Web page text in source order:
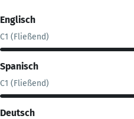
Englisch
C1 (Fließend)
Spanisch
C1 (Fließend)
Deutsch